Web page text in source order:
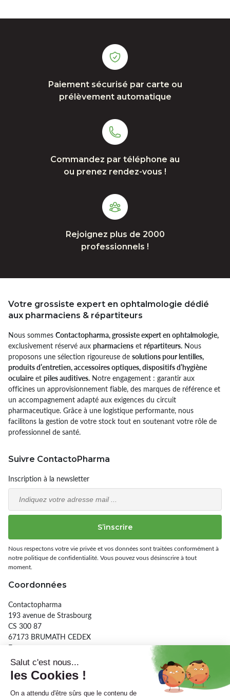
Paiement sécurisé par carte ou
prélèvement automatique
Commandez par téléphone au
ou prenez rendez-vous !
Rejoignez plus de 2000
professionnels !
Votre grossiste expert en ophtalmologie dédié
aux pharmaciens & répartiteurs
Nous sommes Contactopharma, grossiste expert en ophtalmologie,
exclusivement réservé aux pharmaciens et répartiteurs. Nous
proposons une sélection rigoureuse de solutions pour lentilles,
produits d’entretien, accessoires optiques, dispositifs d’hygiène
oculaire et piles auditives. Notre engagement : garantir aux
officines un approvisionnement fiable, des marques de référence et
un accompagnement adapté aux exigences du circuit
pharmaceutique. Grâce à une logistique performante, nous
facilitons la gestion de votre stock tout en soutenant votre rôle de
professionnel de santé.
Suivre ContactoPharma
Inscription à la newsletter
Email
S’inscrire
Nous respectons votre vie privée et vos données sont traitées conformément à
notre politique de confidentialité. Vous pouvez vous désinscrire à tout
moment.
Coordonnées
Contactopharma
193 avenue de Strasbourg
CS 300 87
67173 BRUMATH CEDEX
France
03 90 29 26 56